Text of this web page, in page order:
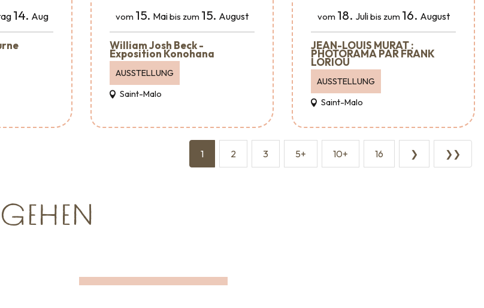
14. Aug vom 15. Maibis zum 15. August
William Josh Beck -
Exposition Konohana
AUSSTELLUNG
Saint-Malo
vom 18. Julibis zum 16. August
JEAN-LOUIS MURAT :
PHOTORAMA PAR FRANK
LORIOU
AUSSTELLUNG
Saint-Malo
1 2 3 5+ 10+ 16 ❯ ❯❯
GEHEN
Wo man essen kann Empfang & Raumvermietung
EINE RUNDE SCHAUFENSTERGUCKEN